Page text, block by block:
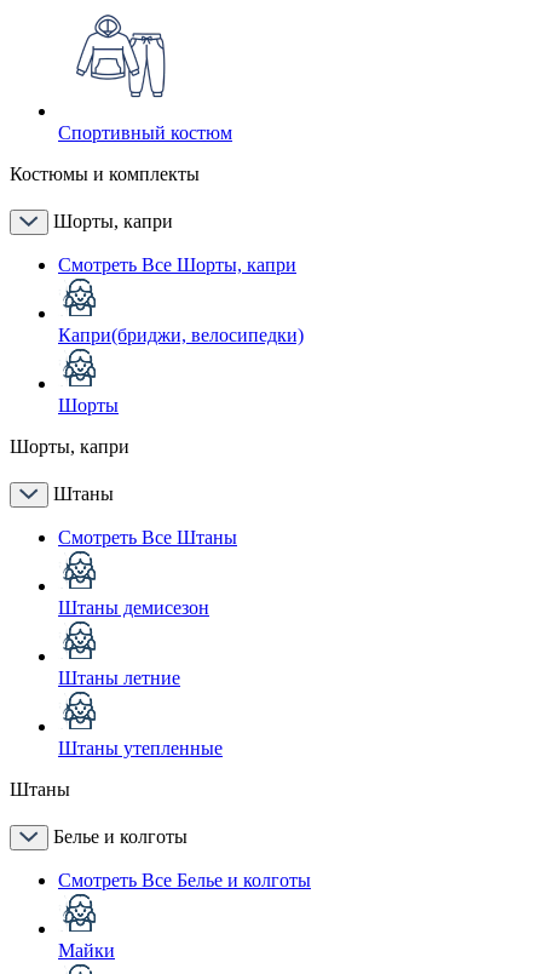
Спортивный костюм
Костюмы и комплекты
Шорты, капри
Смотреть Все Шорты, капри
Капри(бриджи, велосипедки)
Шорты
Шорты, капри
Штаны
Смотреть Все Штаны
Штаны демисезон
Штаны летние
Штаны утепленные
Штаны
Белье и колготы
Смотреть Все Белье и колготы
Майки